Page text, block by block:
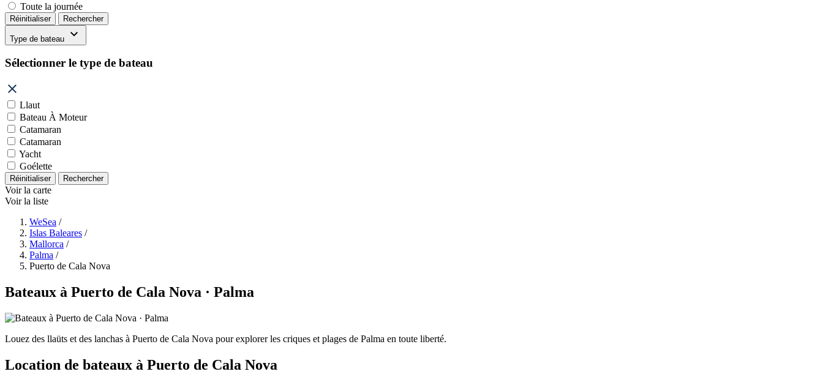
Toute la journée
Réinitialiser Rechercher
Type de bateau
Sélectionner le type de bateau
Llaut
Bateau À Moteur
Catamaran
Catamaran
Yacht
Goélette
Réinitialiser Rechercher
Voir la carte
Voir la liste
WeSea /
Islas Baleares /
Mallorca /
Palma /
Puerto de Cala Nova
Bateaux à Puerto de Cala Nova · Palma
Louez des llaüts et des lanchas à Puerto de Cala Nova pour explorer les criques et plages de Palma en toute liberté.
Location de bateaux à Puerto de Cala Nova